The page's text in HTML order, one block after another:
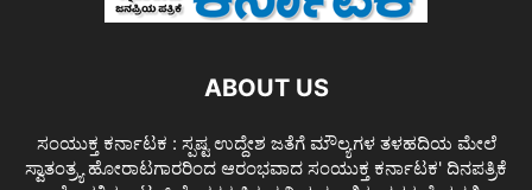
ABOUT US
ಸಂಯುಕ್ತ ಕರ್ನಾಟಕ : ಸ್ಪಷ್ಟ ಉದ್ದೇಶ ಜತೆಗೆ ಮೌಲ್ಯಗಳ ತಳಹದಿಯ ಮೇಲೆ
ಸ್ವಾತಂತ್ರ್ಯ ಹೋರಾಟಗಾರರಿಂದ ಆರಂಭವಾದ ಸಂಯುಕ್ತ ಕರ್ನಾಟಕ' ದಿನಪತ್ರಿಕೆ